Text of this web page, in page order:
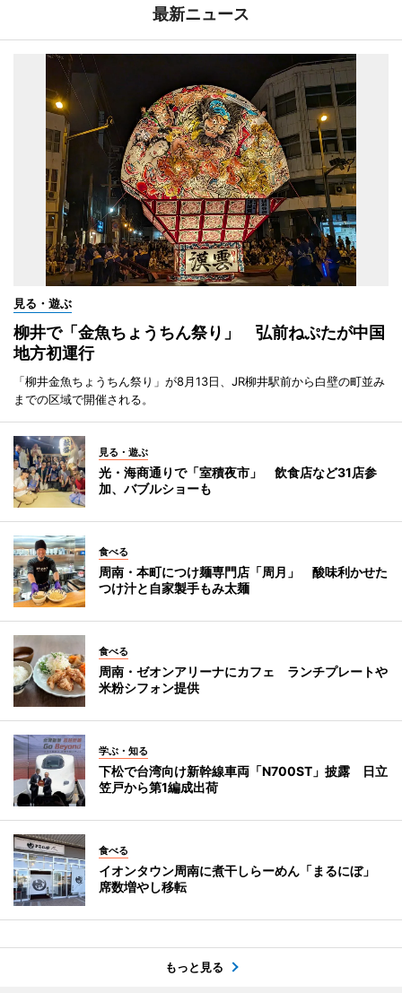
最新ニュース
見る・遊ぶ
柳井で「金魚ちょうちん祭り」 弘前ねぷたが中国
地方初運行
「柳井金魚ちょうちん祭り」が8月13日、JR柳井駅前から白壁の町並み
までの区域で開催される。
見る・遊ぶ
光・海商通りで「室積夜市」 飲食店など31店参
加、バブルショーも
食べる
周南・本町につけ麺専門店「周月」 酸味利かせた
つけ汁と自家製手もみ太麺
食べる
周南・ゼオンアリーナにカフェ ランチプレートや
米粉シフォン提供
学ぶ・知る
下松で台湾向け新幹線車両「N700ST」披露 日立
笠戸から第1編成出荷
食べる
イオンタウン周南に煮干しらーめん「まるにぼ」
席数増やし移転
もっと見る